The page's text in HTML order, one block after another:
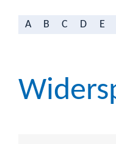
A B C D E